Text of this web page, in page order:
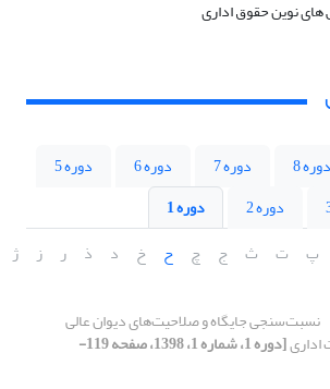
دوره 8 دوره 7 دوره 6
دوره 5
دوره 2
دوره 1
پ ت ث ج چ ح خ د ذ ر ز ژ
نسبت‌سنجی جایگاه و صلاحیت‌های دیوان عالی
اداری [دوره 1، شماره 1، 1398، صفحه 119-